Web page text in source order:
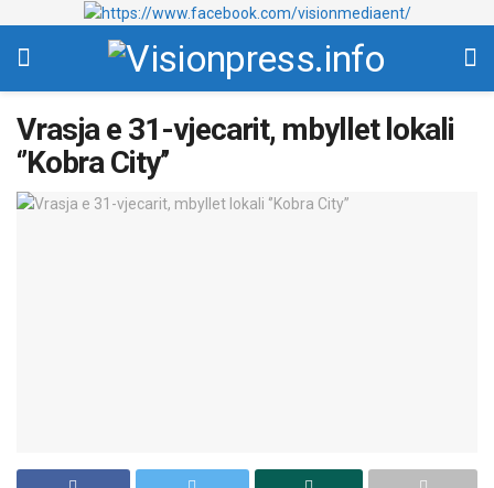
Vrasja e 31-vjecarit, mbyllet lokali
‘’Kobra City’’